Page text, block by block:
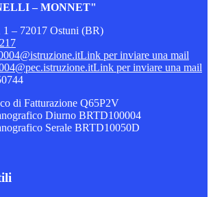
– MONNET"
– 72017 Ostuni (BR)
Link per inviare una mail
Link per inviare una mail
di Fatturazione Q65P2V
Diurno BRTD100004
Serale BRTD10050D